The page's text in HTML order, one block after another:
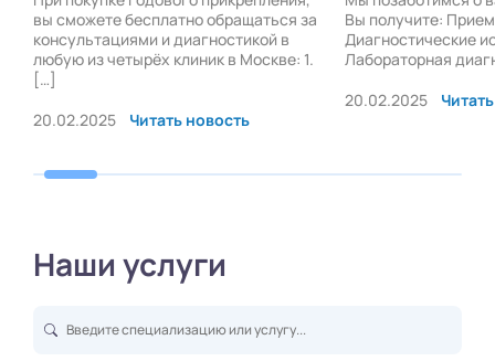
вы сможете бесплатно обращаться за
консультациями и диагностикой в
любую из четырёх клиник в Москве: 1.
[…]
20.02.2025
Читать новость
Вы получите:
Диагностические
Лабораторная
20.02.2025
Наши услуги